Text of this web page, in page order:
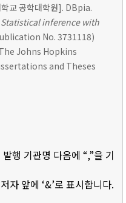
교 공학대학원]. DBpia.
Statistical inference with
No. 3731118)
Johns Hopkins
and Theses
행 기관명 다음에 “,”을 기
자 앞에 ‘&’로 표시합니다.